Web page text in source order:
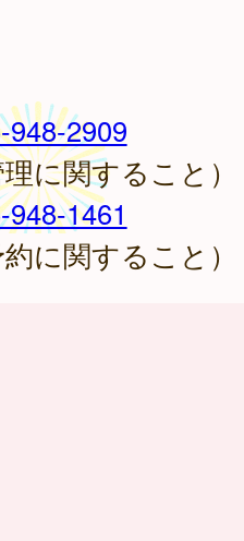
948-2909
に関すること）
948-1461
に関すること）